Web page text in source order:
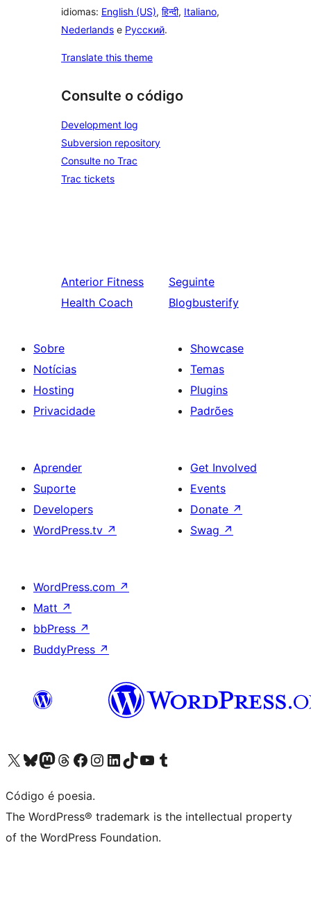
idiomas: English (US), हिन्दी, Italiano,
Nederlands e Русский.
Translate this theme
Consulte o código
Development log
Subversion repository
Consulte no Trac
Trac tickets
Anterior Fitness
Health Coach
Seguinte
Blogbusterify
Sobre
Notícias
Hosting
Privacidade
Showcase
Temas
Plugins
Padrões
Aprender
Suporte
Developers
WordPress.tv ↗
Get Involved
Events
Donate ↗
Swag ↗
WordPress.com ↗
Matt ↗
bbPress ↗
BuddyPress ↗
Visite a nossa conta X (antigo Twitter)
Visit our Bluesky account
Visit our Mastodon account
Visit our Threads account
Visite a nossa página do Facebook
Visite a nossa conta no Instagram
Visite a nossa conta no LinkedIn
Visit our TikTok account
Visit our YouTube channel
Visit our Tumblr account
Código é poesia.
The WordPress® trademark is the intellectual property
of the WordPress Foundation.